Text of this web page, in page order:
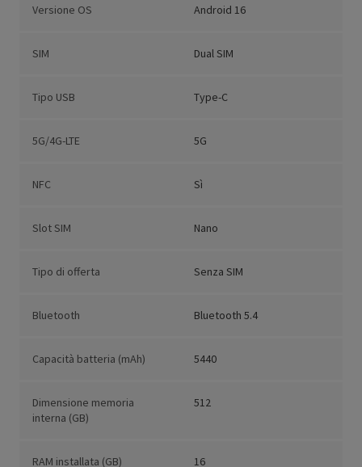
Versione OS Android 16
SIM Dual SIM
Tipo USB Type-C
5G/4G-LTE 5G
NFC Sì
Slot SIM Nano
Tipo di offerta Senza SIM
Bluetooth Bluetooth 5.4
Capacità batteria (mAh) 5440
Dimensione memoria
interna (GB)
512
RAM installata (GB) 16